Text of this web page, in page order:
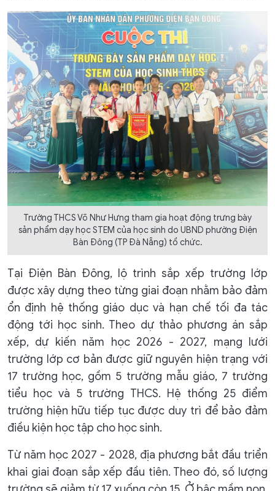
Trường THCS Võ Như Hưng tham gia hoạt động trưng bày
sản phẩm dạy học STEM của học sinh do UBND phường Điện
Bàn Đông (TP Đà Nẵng) tổ chức.
Tại Điện Bàn Đông, lộ trình sắp xếp trường lớp
được xây dựng theo từng giai đoạn nhằm bảo đảm
ổn định hệ thống giáo dục và hạn chế tối đa tác
động tới học sinh. Theo dự thảo phương án sắp
xếp, dự kiến năm học 2026 - 2027, mạng lưới
trường lớp cơ bản được giữ nguyên hiện trạng với
17 trường học, gồm 5 trường mẫu giáo, 7 trường
tiểu học và 5 trường THCS. Hệ thống 25 điểm
trường hiện hữu tiếp tục được duy trì để bảo đảm
điều kiện học tập cho học sinh.
Từ năm học 2027 - 2028, địa phương bắt đầu triển
khai giai đoạn sắp xếp đầu tiên. Theo đó, số lượng